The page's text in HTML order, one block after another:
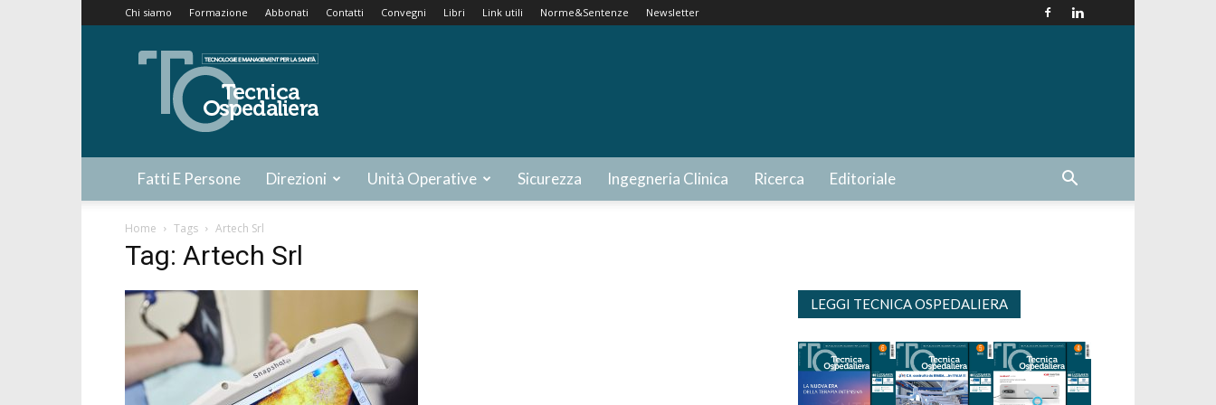
Chi siamo Formazione Abbonati Contatti Convegni Libri Link utili Norme&Sentenze Newsletter
Tecnica
Ospedaliera
Fatti E Persone Direzioni Unità Operative Sicurezza Ingegneria Clinica Ricerca Editoriale
Home Tags Artech Srl
Tag: Artech Srl
LEGGI TECNICA OSPEDALIERA